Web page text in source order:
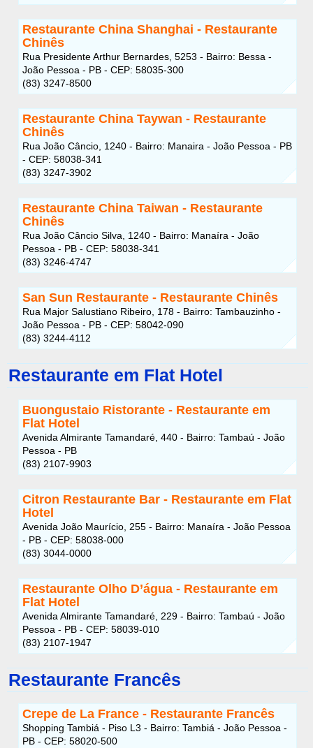
Restaurante China Shanghai - Restaurante
Chinês
Rua Presidente Arthur Bernardes, 5253 - Bairro: Bessa -
João Pessoa - PB - CEP: 58035-300
(83) 3247-8500
Restaurante China Taywan - Restaurante
Chinês
Rua João Câncio, 1240 - Bairro: Manaira - João Pessoa - PB
- CEP: 58038-341
(83) 3247-3902
Restaurante China Taiwan - Restaurante
Chinês
Rua João Câncio Silva, 1240 - Bairro: Manaíra - João
Pessoa - PB - CEP: 58038-341
(83) 3246-4747
San Sun Restaurante - Restaurante Chinês
Rua Major Salustiano Ribeiro, 178 - Bairro: Tambauzinho -
João Pessoa - PB - CEP: 58042-090
(83) 3244-4112
Restaurante em Flat Hotel
Buongustaio Ristorante - Restaurante em
Flat Hotel
Avenida Almirante Tamandaré, 440 - Bairro: Tambaú - João
Pessoa - PB
(83) 2107-9903
Citron Restaurante Bar - Restaurante em Flat
Hotel
Avenida João Maurício, 255 - Bairro: Manaíra - João Pessoa
- PB - CEP: 58038-000
(83) 3044-0000
Restaurante Olho D’água - Restaurante em
Flat Hotel
Avenida Almirante Tamandaré, 229 - Bairro: Tambaú - João
Pessoa - PB - CEP: 58039-010
(83) 2107-1947
Restaurante Francês
Crepe de La France - Restaurante Francês
Shopping Tambiá - Piso L3 - Bairro: Tambiá - João Pessoa -
PB - CEP: 58020-500